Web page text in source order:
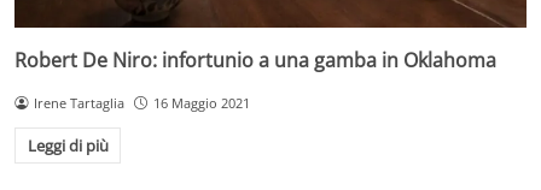
Robert De Niro: infortunio a una gamba in Oklahoma
Irene Tartaglia 16 Maggio 2021
Leggi di più